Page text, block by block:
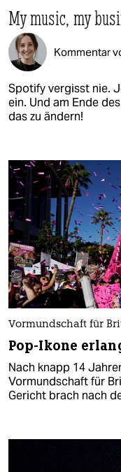
My music, my
Kommentar
Spotify vergisst nie.
ein. Und am Ende
das zu ändern!
Vormundschaft für
Pop-Ikone
Nach knapp 14
Vormundschaft für
Gericht brach nach